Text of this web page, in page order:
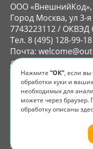
ООО «ВнешнийКод»,
Город Москва, ул 3-
7743223112 / ОКВЭД
Тел. 8 (495) 128-99-
Почта:
деятельности в
ООО «ВнешнийКод»
право на ПО «Flyvi»,
российского ПО.
07.10.2022.Право
опубликованной по
соглашение.
Нажмите “ОК”, если вы
обработки куки и
необходимых для
можете через браузер.
обработку описаны